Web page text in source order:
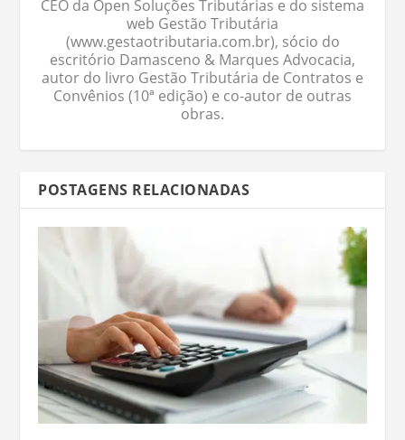
CEO da Open Soluções Tributárias e do sistema
web Gestão Tributária
(www.gestaotributaria.com.br), sócio do
escritório Damasceno & Marques Advocacia,
autor do livro Gestão Tributária de Contratos e
Convênios (10ª edição) e co-autor de outras
obras.
POSTAGENS RELACIONADAS